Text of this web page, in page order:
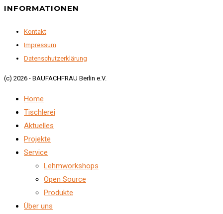
INFORMATIONEN
Kontakt
Impressum
Datenschutzerklärung
(c) 2026 - BAUFACHFRAU Berlin e.V.
Home
Tischlerei
Aktuelles
Projekte
Service
Lehmworkshops
Open Source
Produkte
Über uns